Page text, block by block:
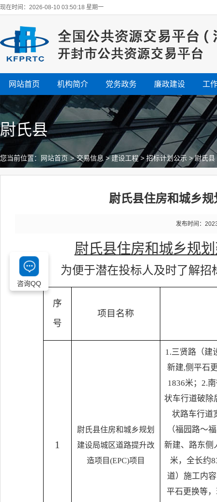
现在时间：2026-08-10 03:50:18 星期一
网站首页 机构简介 党务政务 廉政建设 工
尉氏县
您当前位置： 网站首页 > 交易信息 >建设工程>招标计划公示 >尉氏县
尉氏县住房和城乡
发布时间：
尉氏县住房和城乡规
为便于潜在投标人及时了解招
序
号
项目名称
1
尉氏县住房和城乡规划
建设局城区道路提升改
造项目(EPC)项目
1.三贤路（建
新建,侧平石
1836米；2.
状车行道破除
状路车行道
（福园路～
新建、路东侧
米，全长约
道）施工内
平石更换等
咨询QQ